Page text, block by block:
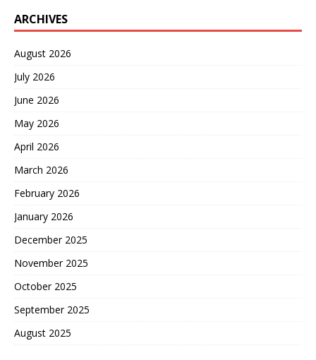
ARCHIVES
August 2026
July 2026
June 2026
May 2026
April 2026
March 2026
February 2026
January 2026
December 2025
November 2025
October 2025
September 2025
August 2025